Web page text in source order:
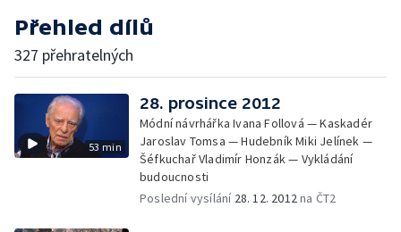
Přehled dílů
327 přehratelných
53 min
28. prosince 2012
Módní návrhářka Ivana Follová — Kaskadér
Jaroslav Tomsa — Hudebník Miki Jelínek —
Šéfkuchař Vladimír Honzák — Vykládání
budoucnosti
Poslední vysílání 28. 12. 2012 na ČT2